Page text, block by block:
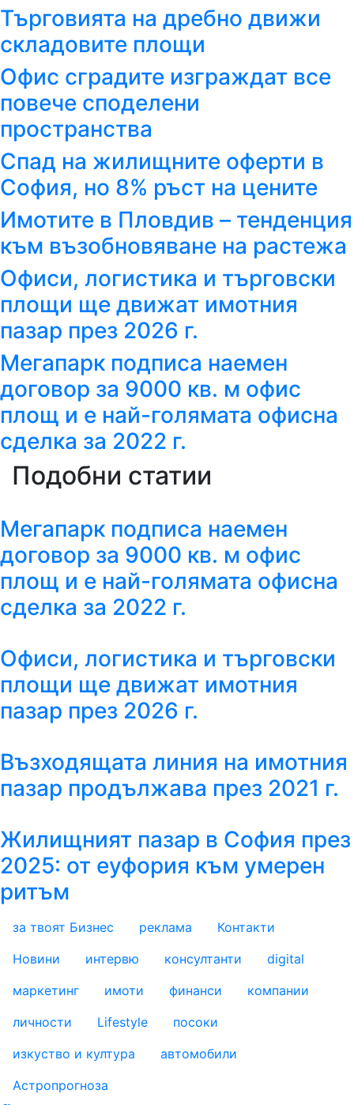
Търговията на дребно движи
складовите площи
Офис сградите изграждат все
повече споделени
пространства
Спад на жилищните оферти в
София, но 8% ръст на цените
Имотите в Пловдив – тенденция
към възобновяване на растежа
Офиси, логистика и търговски
площи ще движат имотния
пазар през 2026 г.
Мегапарк подписа наемен
договор за 9000 кв. м офис
площ и е най-голямата офисна
сделка за 2022 г.
Подобни статии
Мегапарк подписа наемен
договор за 9000 кв. м офис
площ и е най-голямата офисна
сделка за 2022 г.
Офиси, логистика и търговски
площи ще движат имотния
пазар през 2026 г.
Възходящата линия на имотния
пазар продължава през 2021 г.
Жилищният пазар в София през
2025: от еуфория към умерен
ритъм
за твоят Бизнес реклама Контакти
footer_statii
Новини интервю консултанти
digital
маркетинг
имоти финанси
компании
личности
Lifestyle
посоки
изкуство и култура
автомобили
Астропрогноза